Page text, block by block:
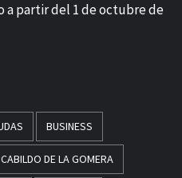
a partir del 1 de octubre de
BUSINESS
CABILDO DE LA GOMERA